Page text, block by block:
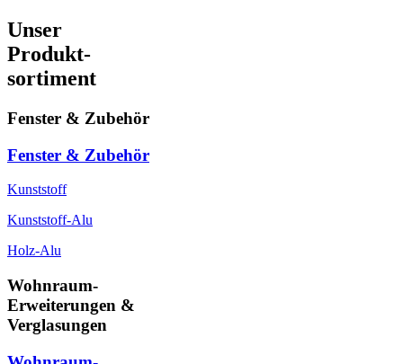
Unser
Produkt-
sortiment
Fenster & Zubehör
Fenster & Zubehör
Kunststoff
Kunststoff-Alu
Holz-Alu
Wohnraum-
Erweiterungen &
Verglasungen